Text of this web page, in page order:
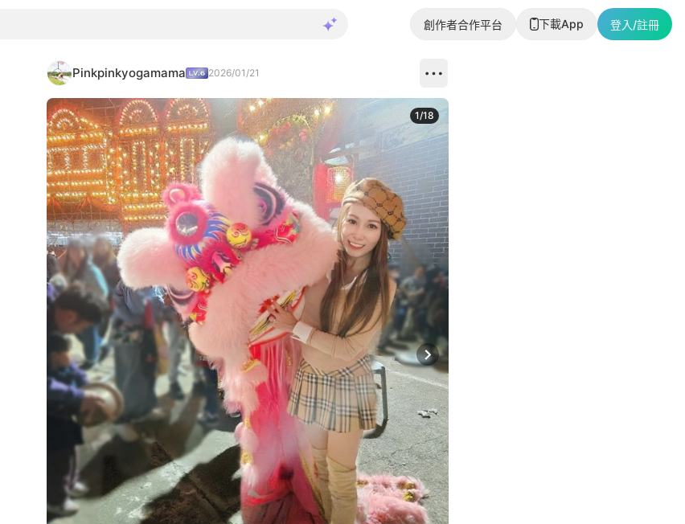
創作者合作平台 下載App 登入/註冊
Pinkpinkyogamama 2026/01/21
Next slide
1/18